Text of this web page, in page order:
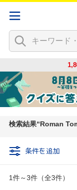
検索結果 Roman
条件を追加
1件～3件（全3件）